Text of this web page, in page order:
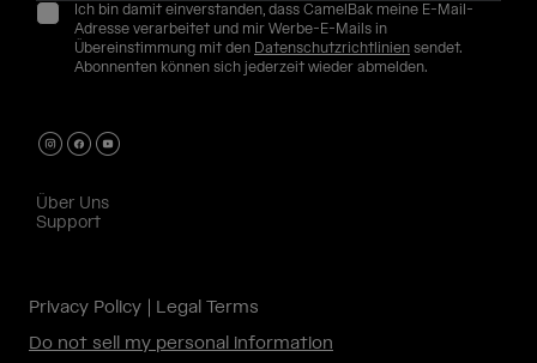
Ich bin damit einverstanden, dass CamelBak meine E-Mail-
Adresse verarbeitet und mir Werbe-E-Mails in
Übereinstimmung mit den Datenschutzrichtlinien sendet.
Abonnenten können sich jederzeit wieder abmelden.
Über Uns
Support
Privacy Policy
Legal Terms
Do not sell my personal information